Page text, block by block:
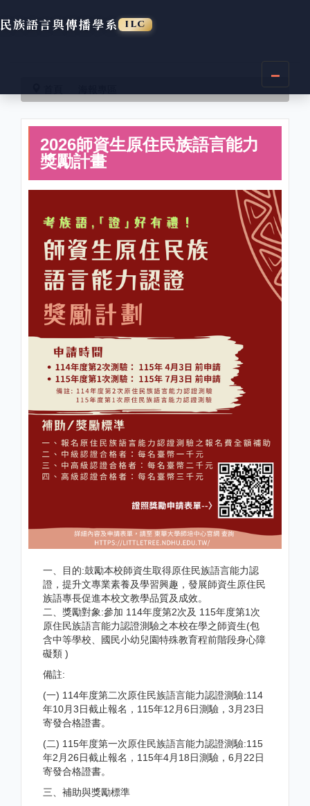
民族語言與傳播學系 ILC
2026師資生原住民族語言能力
獎勵計畫
一、目的:鼓勵本校師資生取得原住民族語言能力認
證，提升文專業素養及學習興趣，發展師資生原住民
族語專長促進本校文教學品質及成效。
二、獎勵對象:參加 114年度第2次及 115年度第1次
原住民族語言能力認證測驗之本校在學之師資生(包
含中等學校、國民小幼兒園特殊教育程前階段身心障
礙類 )
備註:
(一) 114年度第二次原住民族語言能力認證測驗:114
年10月3日截止報名，115年12月6日測驗，3月23日
寄發合格證書。
(二) 115年度第一次原住民族語言能力認證測驗:115
年2月26日截止報名，115年4月18日測驗，6月22日
寄發合格證書。
三、補助與獎勵標準